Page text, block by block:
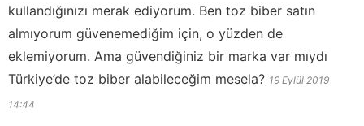
kullandığınızı merak ediyorum. Ben toz biber satın
almıyorum güvenemediğim için, o yüzden de
eklemiyorum. Ama güvendiğiniz bir marka var mıydı
Türkiye’de toz biber alabileceğim mesela? 19 Eylül 2019
14:44